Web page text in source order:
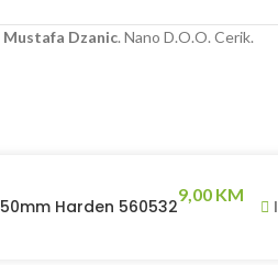
Mustafa Dzanic. Nano D.O.O. Cerik.
Harden 560532
9,00 KM